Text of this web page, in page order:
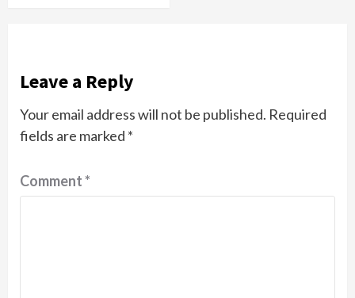
Leave a Reply
Your email address will not be published. Required
fields are marked *
Comment*